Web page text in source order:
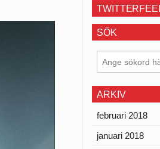
SÖK
ARKIV
februari 2018
januari 2018